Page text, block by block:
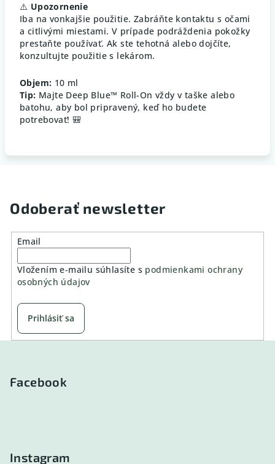
⚠️ Upozornenie
Iba na vonkajšie použitie. Zabráňte kontaktu s očami
a citlivými miestami. V prípade podráždenia pokožky
prestaňte používať. Ak ste tehotná alebo dojčíte,
konzultujte použitie s lekárom.
Objem: 10 ml
Tip: Majte Deep Blue™ Roll-On vždy v taške alebo
batohu, aby bol pripravený, keď ho budete
potrebovať! 🎒
Odoberať newsletter
Email
Vložením e-mailu súhlasíte s podmienkami ochrany
osobných údajov
Prihlásiť sa
Facebook
Instagram